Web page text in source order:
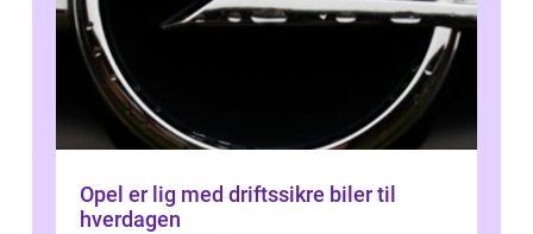
Opel er lig med driftssikre biler til
hverdagen